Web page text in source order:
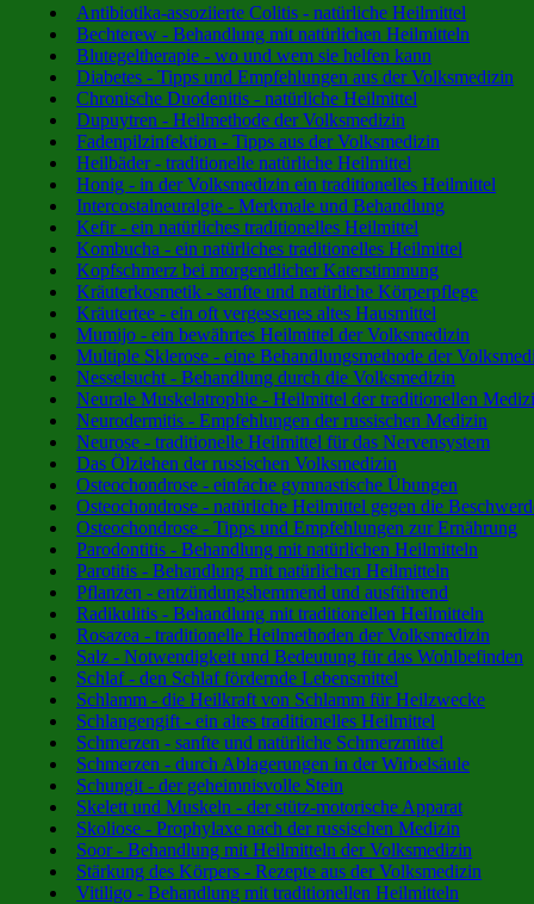
Antibiotika-assoziierte Colitis - natürliche Heilmittel
Bechterew - Behandlung mit natürlichen Heilmitteln
Blutegeltherapie - wo und wem sie helfen kann
Diabetes - Tipps und Empfehlungen aus der Volksmedizin
Chronische Duodenitis - natürliche Heilmittel
Dupuytren - Heilmethode der Volksmedizin
Fadenpilzinfektion - Tipps aus der Volksmedizin
Heilbäder - traditionelle natürliche Heilmittel
Honig - in der Volksmedizin ein traditionelles Heilmittel
Intercostalneuralgie - Merkmale und Behandlung
Kefir - ein natürliches traditionelles Heilmittel
Kombucha - ein natürliches traditionelles Heilmittel
Kopfschmerz bei morgendlicher Katerstimmung
Kräuterkosmetik - sanfte und natürliche Körperpflege
Kräutertee - ein oft vergessenes altes Hausmittel
Mumijo - ein bewährtes Heilmittel der Volksmedizin
Multiple Sklerose - eine Behandlungsmethode der
Nesselsucht - Behandlung durch die Volksmedizin
Neurale Muskelatrophie - Heilmittel der traditionellen
Neurodermitis - Empfehlungen der russischen Medizin
Neurose - traditionelle Heilmittel für das Nervensystem
Das Ölziehen der russischen Volksmedizin
Osteochondrose - einfache gymnastische Übungen
Osteochondrose - natürliche Heilmittel gegen die
Osteochondrose - Tipps und Empfehlungen zur Ernährung
Parodontitis - Behandlung mit natürlichen Heilmitteln
Parotitis - Behandlung mit natürlichen Heilmitteln
Pflanzen - entzündungshemmend und ausführend
Radikulitis - Behandlung mit traditionellen Heilmitteln
Rosazea - traditionelle Heilmethoden der Volksmedizin
Salz - Notwendigkeit und Bedeutung für das Wohlbefinden
Schlaf - den Schlaf fördernde Lebensmittel
Schlamm - die Heilkraft von Schlamm für Heilzwecke
Schlangengift - ein altes traditionelles Heilmittel
Schmerzen - sanfte und natürliche Schmerzmittel
Schmerzen - durch Ablagerungen in der Wirbelsäule
Schungit - der geheimnisvolle Stein
Skelett und Muskeln - der stütz-motorische Apparat
Skoliose - Prophylaxe nach der russischen Medizin
Soor - Behandlung mit Heilmitteln der Volksmedizin
Stärkung des Körpers - Rezepte aus der Volksmedizin
Vitiligo - Behandlung mit traditionellen Heilmitteln